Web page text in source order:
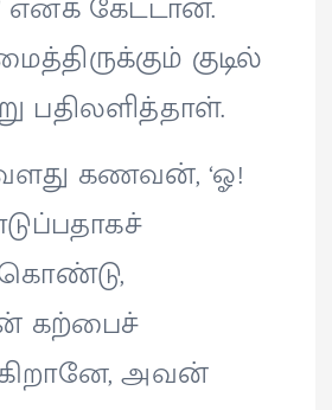
குடில்
பதிலளித்தாள்.
கணவன், ‘ஓ!
கற்பைச்
அவன்